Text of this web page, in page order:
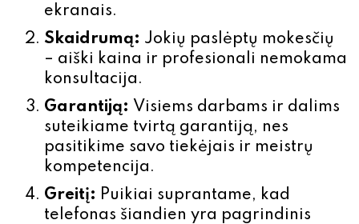
ekranais.
Skaidrumą: Jokių paslėptų mokesčių
– aiški kaina ir profesionali nemokama
konsultacija.
Garantiją: Visiems darbams ir dalims
suteikiame tvirtą garantiją, nes
pasitikime savo tiekėjais ir meistrų
kompetencija.
Greitį: Puikiai suprantame, kad
telefonas šiandien yra pagrindinis